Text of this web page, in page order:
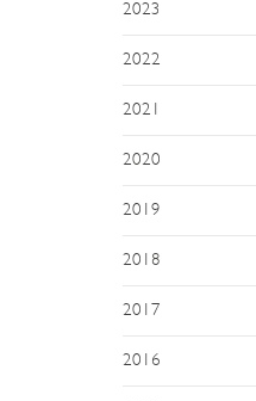
2023
2022
2021
2020
2019
2018
2017
2016